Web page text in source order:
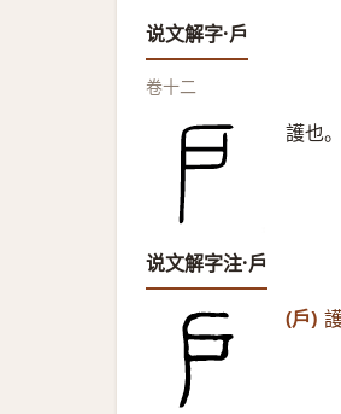
说文解字·戶
卷十二
護也
说文解字注·戶
(戶)